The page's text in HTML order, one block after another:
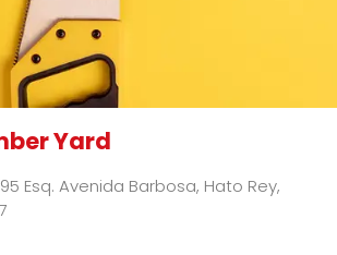
Yard
Esq. Avenida Barbosa, Hato Rey,